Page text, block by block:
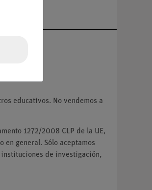
educativos. No vendemos a
1272/2008 CLP de la UE,
en general. Sólo aceptamos
de investigación,